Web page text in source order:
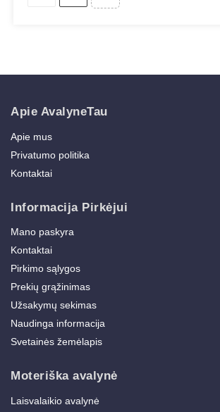
Apie AvalyneTau
Apie mus
Privatumo politika
Kontaktai
Informacija Pirkėjui
Mano paskyra
Kontaktai
Pirkimo sąlygos
Prekių grąžinimas
Užsakymų sekimas
Naudinga informacija
Svetainės žemėlapis
Moteriška avalynė
Laisvalaikio avalynė